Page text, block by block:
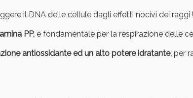
il DNA delle cellule dagli effetti nocivi dei raggi
PP, è fondamentale per la respirazione delle
antiossidante ed un alto potere idratante, per